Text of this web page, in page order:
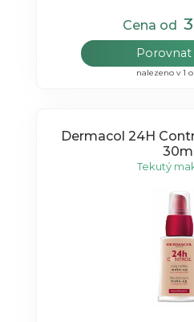
Cena od
Porovnat
nalezeno v 1
Dermacol 24H
Tekutý